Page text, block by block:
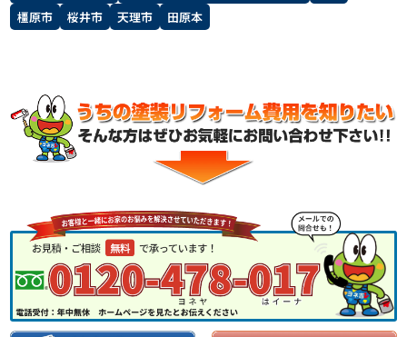
スタッフ紹介
雨漏りについて 雨漏りの施工実績
ヨネヤがお客様から選ばれる10の
理由
リフォームローン
工場倉庫改修 アパート・マンション修繕
見積もりシミュレーション
橿原市
桜井市 天理市 田原本